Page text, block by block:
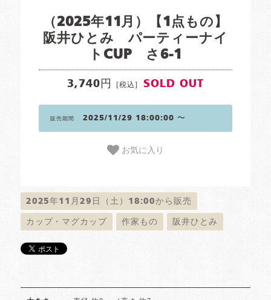
（2025年11月）【1点もの】
阪井ひとみ パーティーナイ
トCUP さ6-1
3,740円 [税込] SOLD OUT
販売期間 2025/11/29 18:00:00 〜
お気に入り
2025年11月29日（土）18:00から販売
カップ・マグカップ 作家もの 阪井ひとみ